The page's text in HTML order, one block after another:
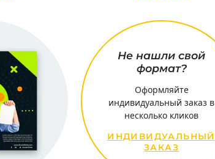
Не нашли свой
формат?
Оформляйте
индивидуальный заказ в
несколько кликов
ИНДИВИДУАЛЬНЫЙ
ЗАКАЗ